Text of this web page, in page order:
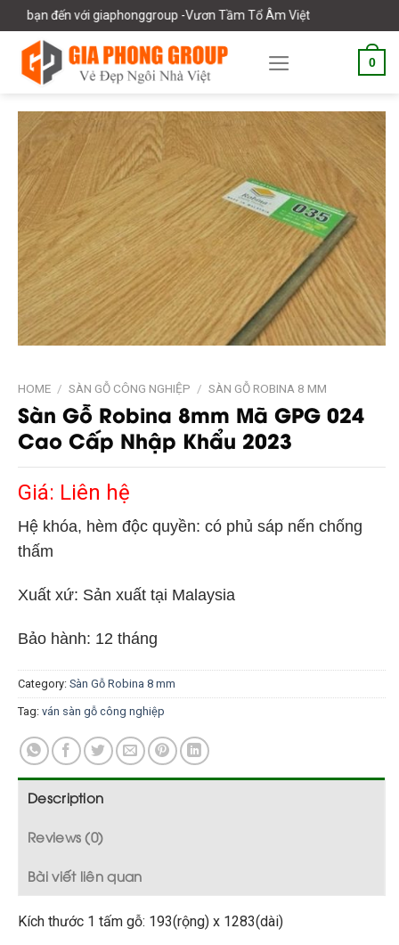
to
content
đến với giaphonggroup -Vươn Tầm Tổ Âm Việt
0
HOME / SÀN GỖ CÔNG NGHIỆP / SÀN GỖ ROBINA 8 MM
Sàn Gỗ Robina 8mm Mã GPG 024
Cao Cấp Nhập Khẩu 2023
Giá: Liên hệ
Hệ khóa, hèm độc quyền: có phủ sáp nến chống
thấm
Xuất xứ: Sản xuất tại Malaysia
Bảo hành: 12 tháng
Category: Sàn Gỗ Robina 8 mm
Tag: ván sàn gỗ công nghiệp
Description
Reviews (0)
Bài viết liên quan
Kích thước 1 tấm gỗ: 193(rộng) x 1283(dài)